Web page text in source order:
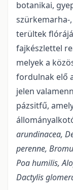
botanikai,
szürkemarha-
terültek
fajkészlettel
melyek a
fordulnak elő
jelen
pázsitfű,
arundinacea,
perenne,
Poa humilis,
Dactylis